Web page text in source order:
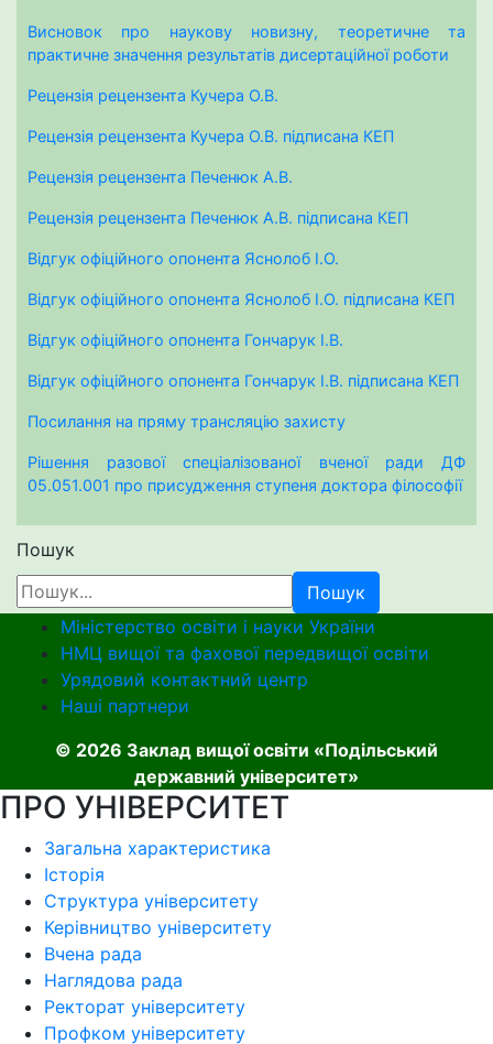
Висновок про наукову новизну, теоретичне та
практичне значення результатів дисертаційної роботи
Рецензія рецензента Кучера О.В.
Рецензія рецензента Кучера О.В. підписана КЕП
Рецензія рецензента Печенюк А.В.
Рецензія рецензента Печенюк А.В. підписана КЕП
Відгук офіційного опонента Яснолоб І.О.
Відгук офіційного опонента Яснолоб І.О. підписана КЕП
Відгук офіційного опонента Гончарук І.В.
Відгук офіційного опонента Гончарук І.В. підписана КЕП
Посилання на пряму трансляцію захисту
Рішення разової спеціалізованої вченої ради ДФ
05.051.001 про присудження ступеня доктора філософії
Пошук
Пошук
Міністерство освіти і науки України
НМЦ вищої та фахової передвищої освіти
Урядовий контактний центр
Наші партнери
© 2026 Заклад вищої освіти «Подільський
державний університет»
ПРО УНІВЕРСИТЕТ
Загальна характеристика
Історія
Структура університету
Керівництво університету
Вчена рада
Наглядова рада
Ректорат університету
Профком університету